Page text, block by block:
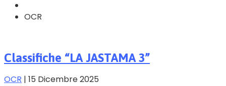
OCR
Classifiche “LA JASTAMA 3”
OCR | 15 Dicembre 2025